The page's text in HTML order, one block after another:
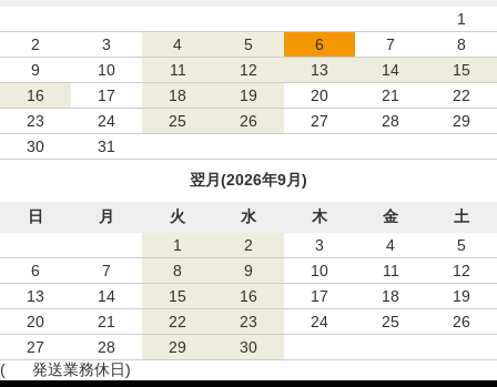
1
2
3 4 5 6 7
8
9
10 11 12 13 14
15
16
17 18 19 20 21
22
23
24 25 26 27 28
29
30
31
翌月(2026年9月)
日 月 火 水 木 金
土
1
2 3 4
5
6
7 8 9 10 11
12
13
14 15 16 17 18
19
20
21 22 23 24 25
26
27
28 29
30
(
発送業務休日)